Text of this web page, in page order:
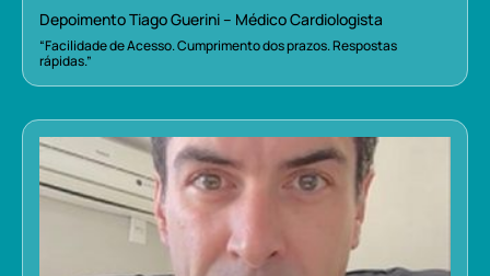
Depoimento Tiago Guerini – Médico Cardiologista
“Facilidade de Acesso. Cumprimento dos prazos. Respostas
rápidas.”